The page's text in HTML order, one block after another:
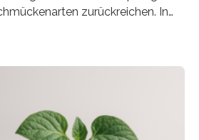
zurückreichen. In
älteste bekannte Stechmücken-
und hat sich in
erhalten. Es konnte als neue
beschrieben werden und trägt
primaevus. Dieser erste